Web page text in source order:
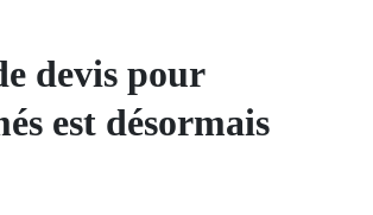
devis pour
est désormais